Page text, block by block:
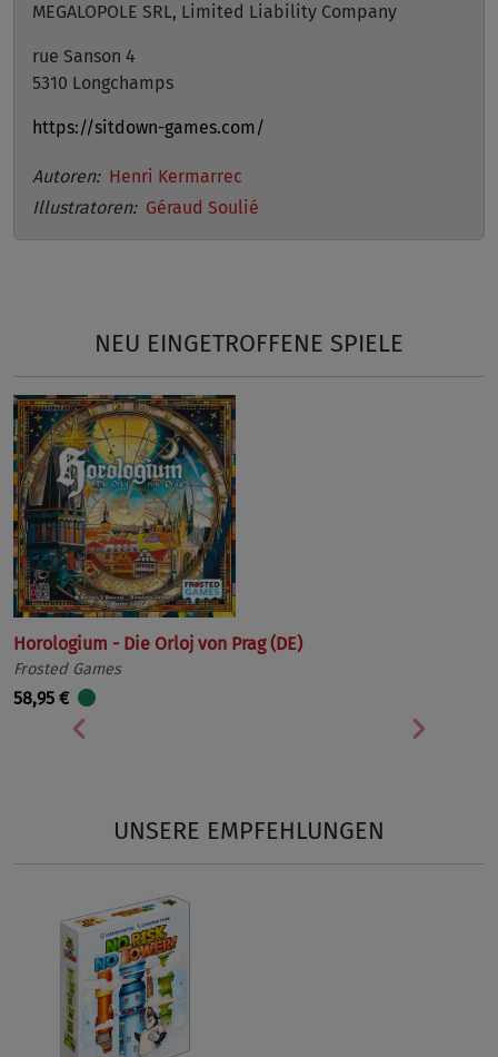
MEGALOPOLE SRL, Limited Liability Company
rue Sanson 4
5310 Longchamps
https://sitdown-games.com/
Autoren: Henri Kermarrec
Illustratoren: Géraud Soulié
NEU EINGETROFFENE SPIELE
Horologium - Die Orloj von Prag (DE)
Frosted Games
58,95 €
Vorherige
UNSERE EMPFEHLUNGEN